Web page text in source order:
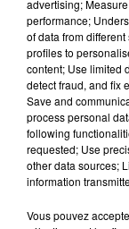
advertising;
performance;
of data from
profiles to
content; Use limited
detect fraud, and fix
Save and
process personal
following
requested; Use
other data sources;
information
Vous pouvez